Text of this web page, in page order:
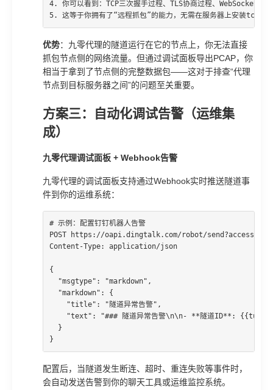
4. 你可以看到：TCP三次握手过程、TLS协商过程、WebSocket握
5. 这等于你拥有了“远程抓包”的能力，无需在服务器上安装
优势：九零代理的隧道运行在它的节点上，你无法直接
抓包节点侧的网络流量。但通过调试面板导出PCAP，你
相当于拿到了节点侧的完整数据包——这对于排查“代理
节点到目标服务器之间”的问题至关重要。
方案三：自动化调试告警（运维集
成）
九零代理调试面板 + Webhook告警
九零代理的调试面板支持通过Webhook实时推送隧道事
件到你的运维系统：
# 示例：配置钉钉机器人告警
POST https://oapi.dingtalk.com/robot/
Content-Type: application/json
{
  "msgtype": "markdown",
  "markdown": {
    "title": "隧道异常告警",
"text": "### 隧道异常告警\n\n- **隧道ID**:
  }
}
配置后，当隧道发生断连、超时、重连失败等事件时，
会自动发送告警到你的聊天工具或运维监控系统。